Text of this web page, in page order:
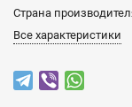
Страна
Все характеристики